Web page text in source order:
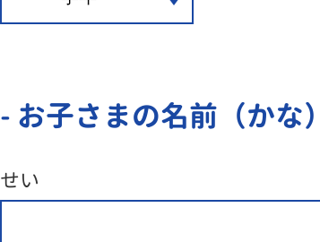
- お子さまの名前（かな）
せい